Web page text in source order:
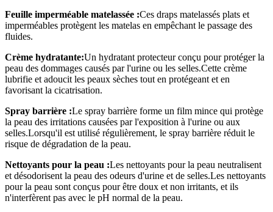
Feuille imperméable matelassée :Ces draps matelassés plats et
imperméables protègent les matelas en empêchant le passage des
fluides.
Crème hydratante:Un hydratant protecteur conçu pour protéger la
peau des dommages causés par l'urine ou les selles.Cette crème
lubrifie et adoucit les peaux sèches tout en protégeant et en
favorisant la cicatrisation.
Spray barrière :Le spray barrière forme un film mince qui protège
la peau des irritations causées par l'exposition à l'urine ou aux
selles.Lorsqu'il est utilisé régulièrement, le spray barrière réduit le
risque de dégradation de la peau.
Nettoyants pour la peau :Les nettoyants pour la peau neutralisent
et désodorisent la peau des odeurs d'urine et de selles.Les nettoyants
pour la peau sont conçus pour être doux et non irritants, et ils
n'interfèrent pas avec le pH normal de la peau.